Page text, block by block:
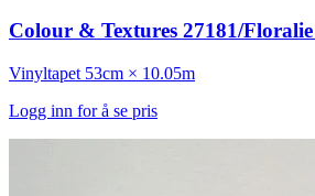
Colour & Textures 27181/
Vinyltapet 53cm × 10.05m
Logg inn for å se pris